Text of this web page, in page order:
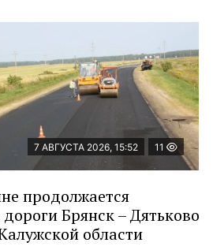
7 АВГУСТА 2026, 15:52 11
продолжается
Брянск – Дятьково
области